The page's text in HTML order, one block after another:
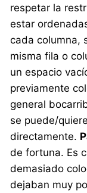
respetar la
estar
cada columna,
misma fila o
un espacio
previamente
general
se puede/
directamente.
de fortuna. Es
demasiado
dejaban muy